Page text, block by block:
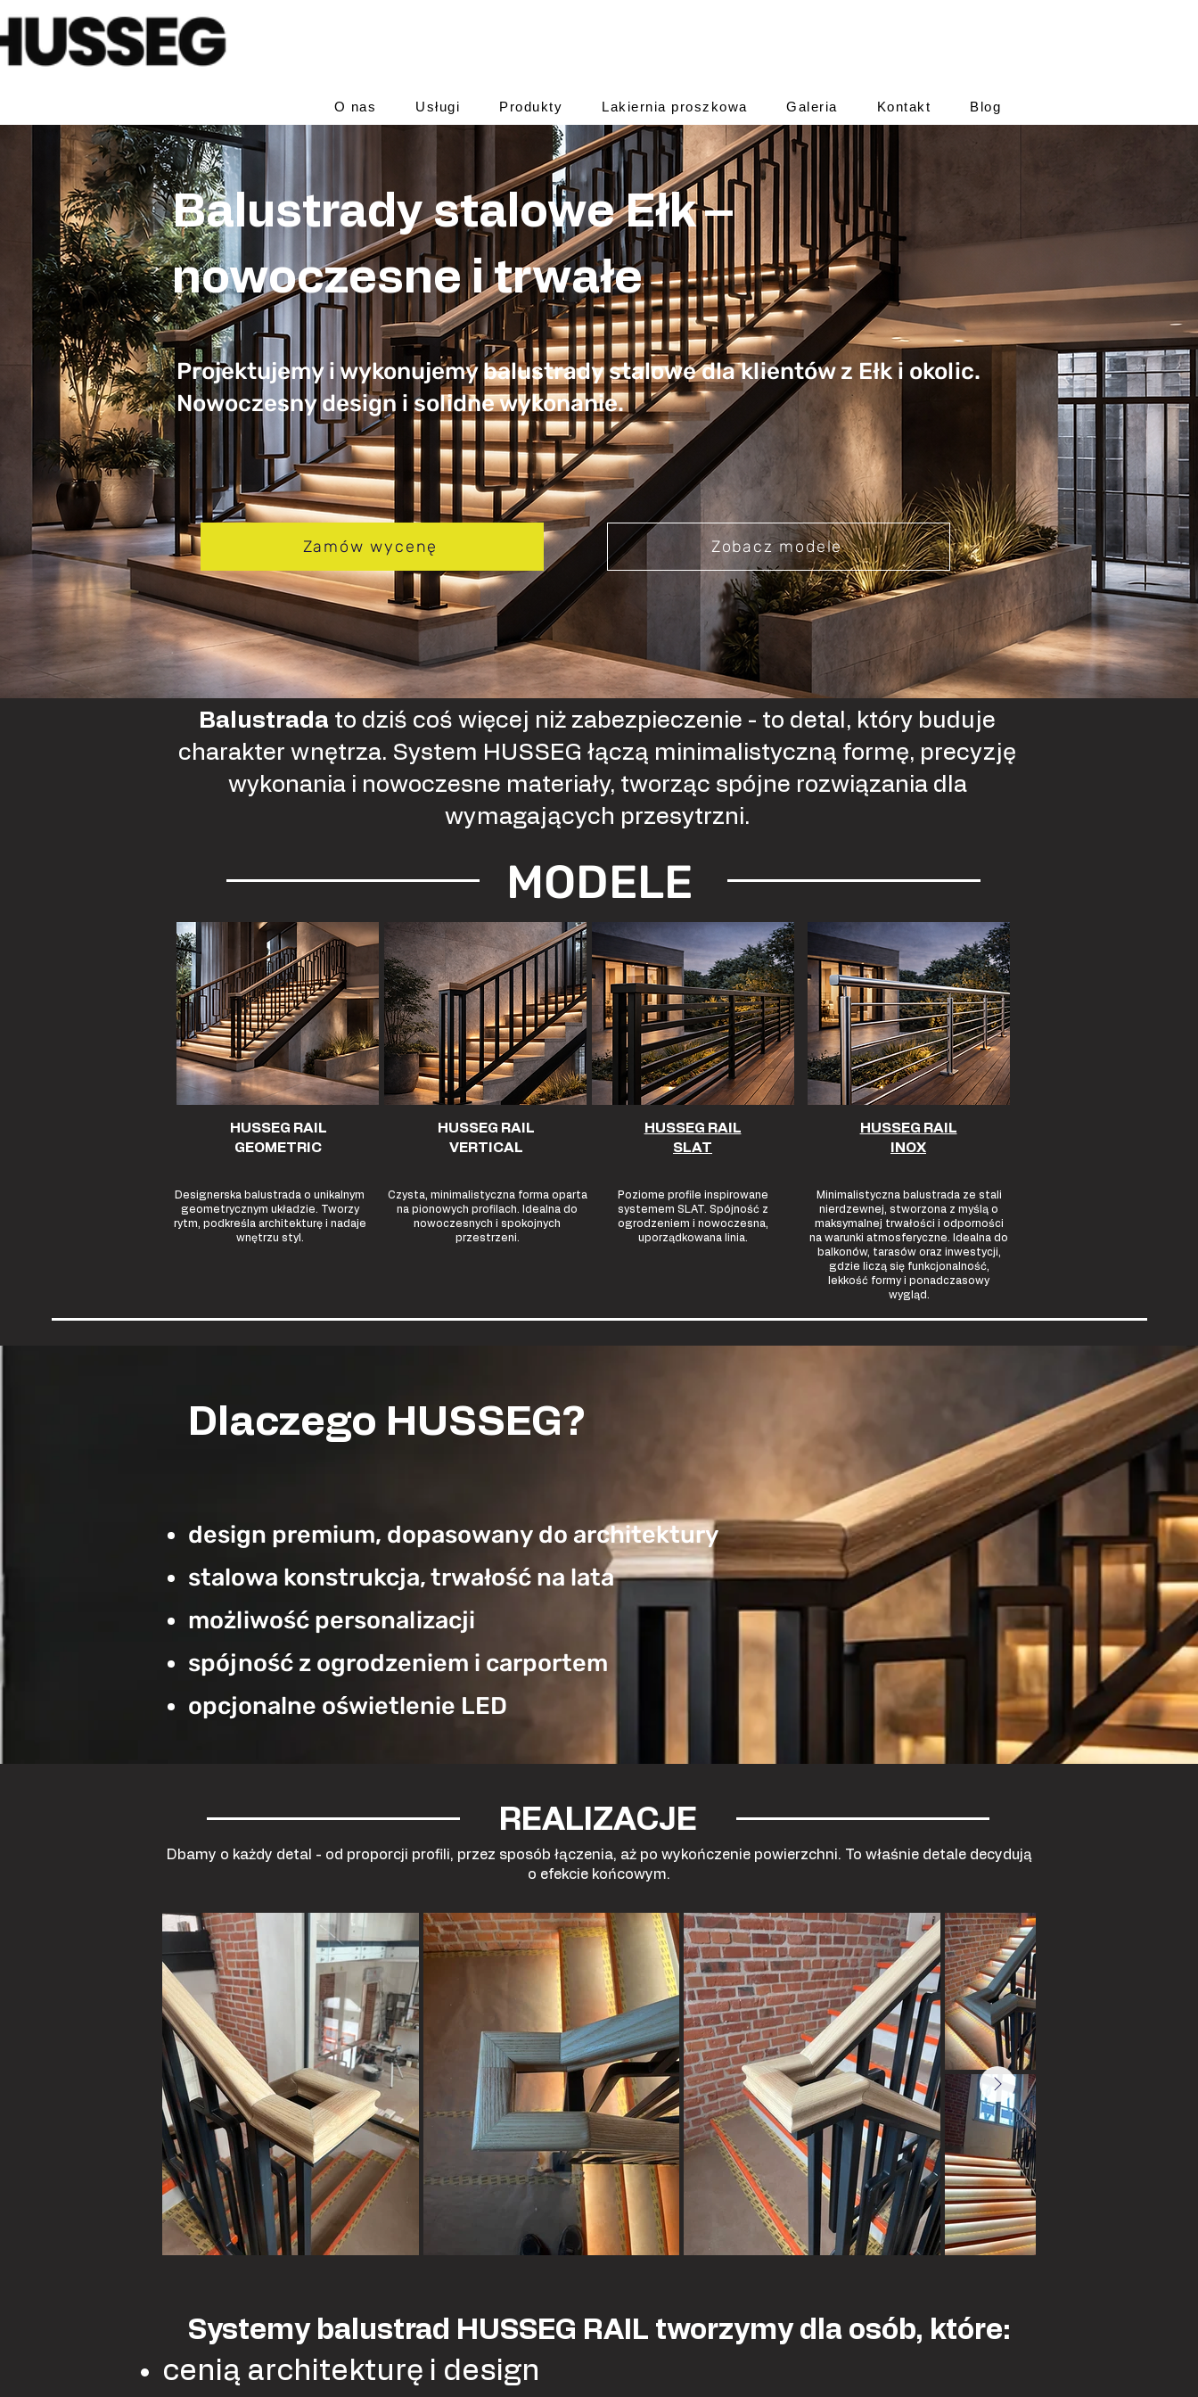
O nas Usługi Produkty Lakiernia proszkowa Galeria Kontakt Blog
Balustrady stalowe Ełk –
nowoczesne i trwałe
Projektujemy i wykonujemy balustrady stalowe dla klientów z Ełk i okolic.
Nowoczesny design i solidne wykonanie.
Zamów wycenę Zobacz modele
Balustrada to dziś coś więcej niż zabezpieczenie - to detal, który buduje
charakter wnętrza. System HUSSEG łączą minimalistyczną formę, precyzję
wykonania i nowoczesne materiały, tworząc spójne rozwiązania dla
wymagających przesytrzni.
MODELE
HUSSEG RAIL
GEOMETRIC
HUSSEG RAIL
VERTICAL
HUSSEG RAIL
SLAT
HUSSEG RAIL
INOX
Designerska balustrada o unikalnym
geometrycznym układzie. Tworzy
rytm, podkreśla architekturę i nadaje
wnętrzu styl.
Czysta, minimalistyczna forma oparta
na pionowych profilach. Idealna do
nowoczesnych i spokojnych
przestrzeni.
Poziome profile inspirowane
systemem SLAT. Spójność z
ogrodzeniem i nowoczesna,
uporządkowana linia.
Minimalistyczna balustrada ze stali
nierdzewnej, stworzona z myślą o
maksymalnej trwałości i odporności
na warunki atmosferyczne. Idealna do
balkonów, tarasów oraz inwestycji,
gdzie liczą się funkcjonalność,
lekkość formy i ponadczasowy
wygląd.
Dlaczego HUSSEG?
design premium, dopasowany do architektury
stalowa konstrukcja, trwałość na lata
możliwość personalizacji
spójność z ogrodzeniem i carportem
opcjonalne oświetlenie LED
REALIZACJE
Dbamy o każdy detal - od proporcji profili, przez sposób łączenia, aż po wykończenie powierzchni. To właśnie detale decydują
o efekcie końcowym.
Systemy balustrad HUSSEG RAIL tworzymy dla osób, które:
cenią architekturę i design